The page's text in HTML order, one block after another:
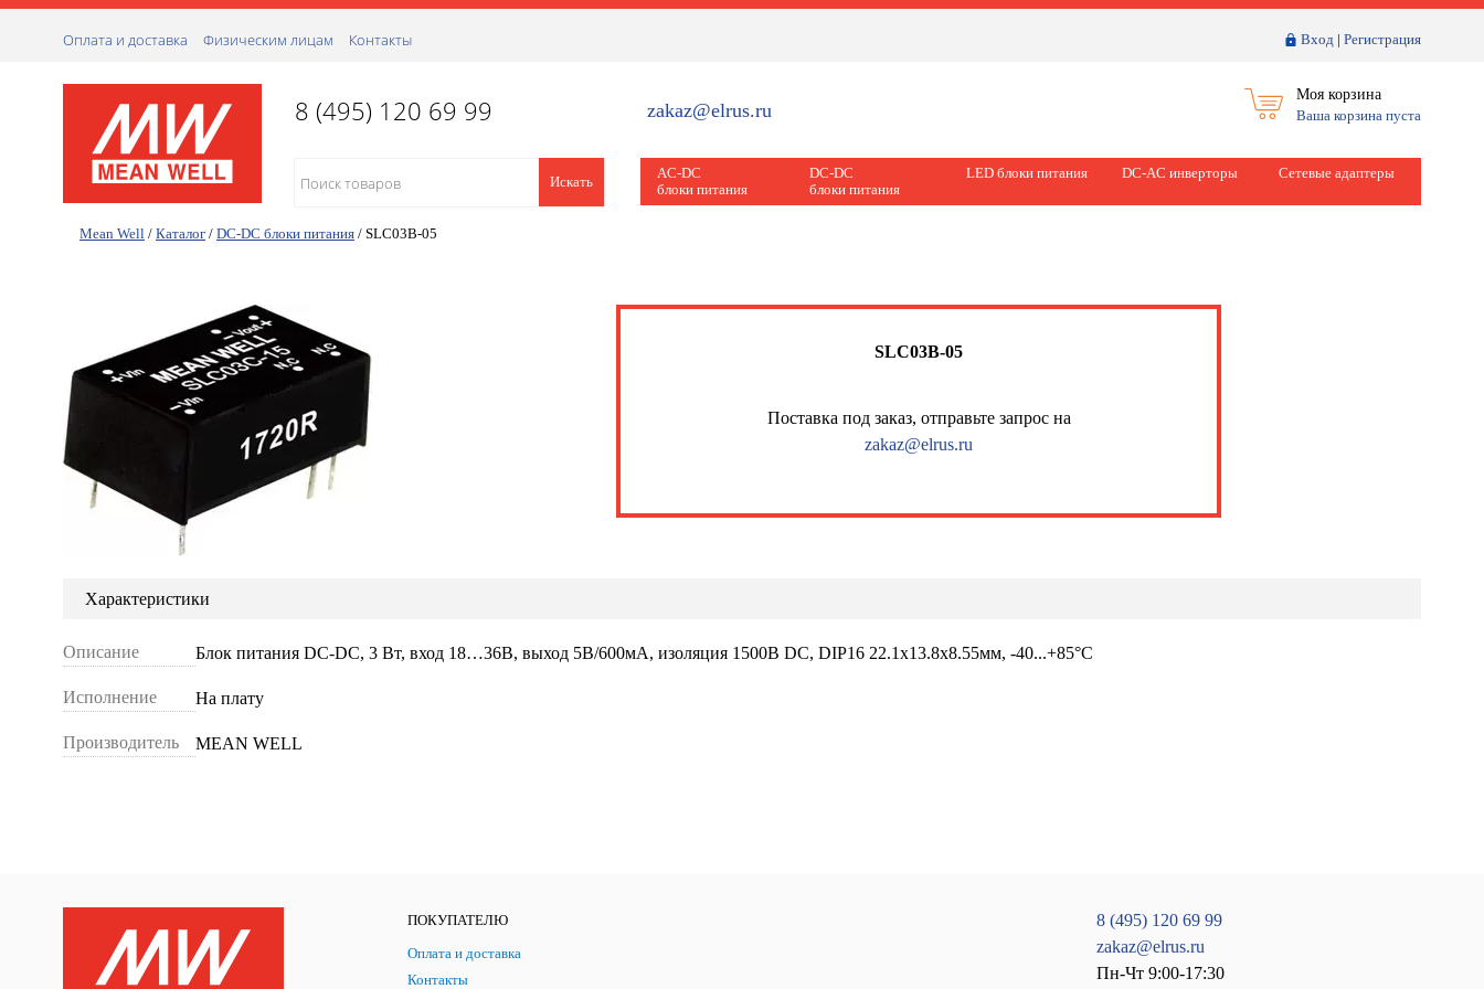
Вход | Регистрация
Оплата и доставка Физическим лицам Контакты
8 (495) 120 69 99 zakaz@elrus.ru
Моя корзина
Ваша корзина пуста
Искать
AC-DC
блоки питания
DC-DC
блоки питания
LED блоки питания DC-AC инверторы Сетевые адаптеры
Mean Well / Каталог / DC-DC блоки питания / SLC03B-05
SLC03B-05
Поставка под заказ, отправьте запрос на
zakaz@elrus.ru
Характеристики
Описание Блок питания DC-DC, 3 Вт, вход 18…36В, выход 5В/600мА, изоляция 1500В DC, DIP16 22.1х13.8х8.55мм, -40...+85°С
Исполнение На плату
Производитель MEAN WELL
ПОКУПАТЕЛЮ
Оплата и доставка
Контакты
8 (495) 120 69 99
zakaz@elrus.ru
Пн-Чт 9:00-17:30